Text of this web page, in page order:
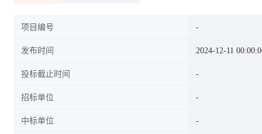
项目编号
发布时间 2024-12-11
投标截止时间
招标单位
中标单位